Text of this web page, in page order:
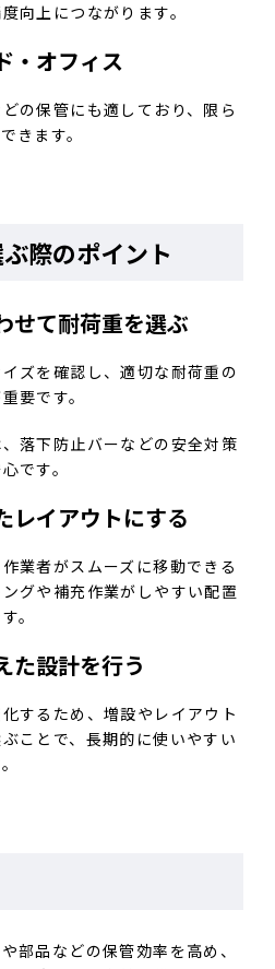
向上につながります。
・オフィス
の保管にも適しており、限ら
きます。
際のポイント
せて耐荷重を選ぶ
ズを確認し、適切な耐荷重の
要です。
落下防止バーなどの安全対策
です。
レイアウトにする
業者がスムーズに移動できる
グや補充作業がしやすい配置
。
た設計を行う
するため、増設やレイアウト
ことで、長期的に使いやすい
部品などの保管効率を高め、